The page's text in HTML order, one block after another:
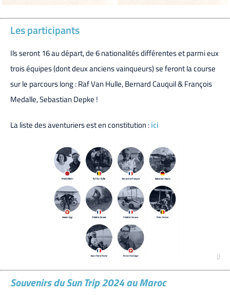
Les participants
Ils seront 16 au départ, de 6 nationalités différentes et parmi eux
trois équipes (dont deux anciens vainqueurs) se feront la course
sur le parcours long : Raf Van Hulle, Bernard Cauquil & François
Medalle, Sebastian Depke !
La liste des aventuriers est en constitution :ici
Souvenirs du Sun Trip 2024 au Maroc